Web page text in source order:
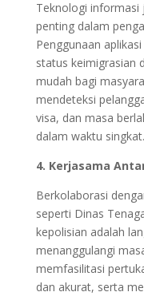
Teknologi informasi
penting dalam
Penggunaan
status keimigrasian
mudah bagi
mendeteksi
visa, dan masa
dalam waktu singkat.
4. Kerjasama
Berkolaborasi
seperti Dinas
kepolisian adalah
menanggulangi
memfasilitasi
dan akurat, serta